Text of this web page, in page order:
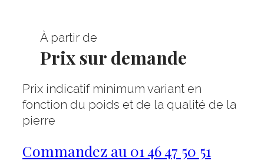
À partir de
Prix sur demande
Prix indicatif minimum variant en
fonction du poids et de la qualité de la
pierre
Commandez au 01 46 47 50 51